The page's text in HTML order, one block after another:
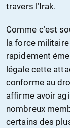
travers l’Irak.
Comme c’est
la force militaire
rapidement
légale cette
conforme au
affirme avoir
nombreux
certains des